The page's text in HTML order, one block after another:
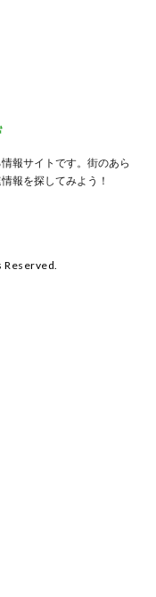
報サイトです。街のあら
報を探してみよう！
Reserved.